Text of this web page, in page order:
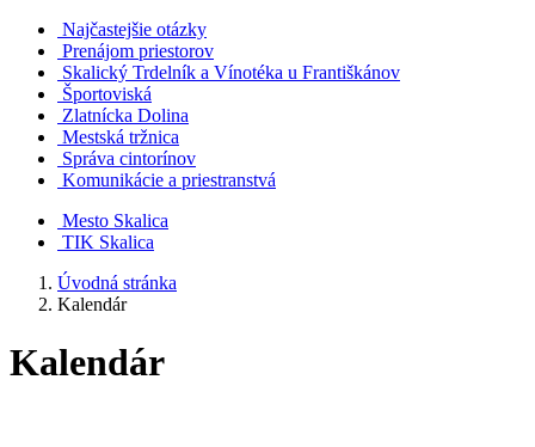
Najčastejšie otázky
Prenájom priestorov
Skalický Trdelník a Vínotéka u Františkánov
Športoviská
Zlatnícka Dolina
Mestská tržnica
Správa cintorínov
Komunikácie a​ priestranstvá
Mesto Skalica
TIK Skalica
Úvodná stránka
Kalendár
Kalendár